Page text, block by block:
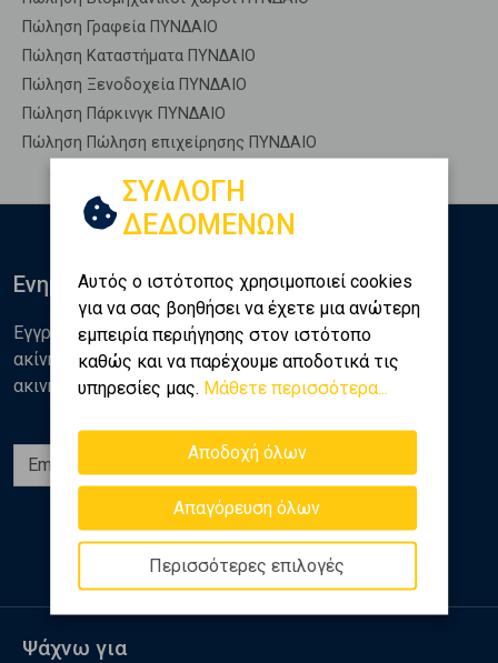
Πώληση Γραφεία ΠΥΝΔΑΙΟ
Πώληση Καταστήματα ΠΥΝΔΑΙΟ
Πώληση Ξενοδοχεία ΠΥΝΔΑΙΟ
Πώληση Πάρκινγκ ΠΥΝΔΑΙΟ
Πώληση Πώληση επιχείρησης ΠΥΝΔΑΙΟ
ΣΥΛΛΟΓΗ
ΔΕΔΟΜΕΝΩΝ
Αυτός ο ιστότοπος χρησιμοποιεί cookies
για να σας βοηθήσει να έχετε μια ανώτερη
εμπειρία περιήγησης στον ιστότοπο
καθώς και να παρέχουμε αποδοτικά τις
υπηρεσίες μας. Μάθετε περισσότερα...
Αποδοχή όλων
Απαγόρευση όλων
Περισσότερες επιλογές
Ενημερωθείτε
Εγγραφείτε στο newsletter της Golden Home για νέα
ακίνητα, αναλύσεις και διάφορα θέματα της αγοράς
ακινήτων
Εγγραφή
Ακολουθήστε μας
Ψάχνω για